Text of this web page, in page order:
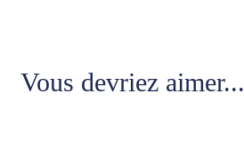
Vous devriez aimer...